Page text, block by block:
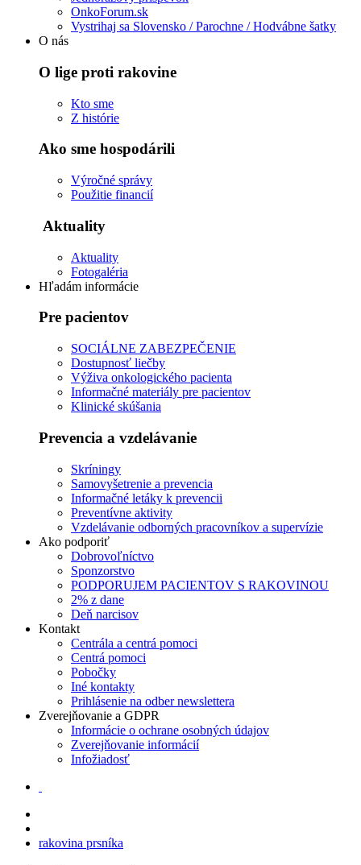
OnkoForum.sk
Vystrihaj sa Slovensko / Parochne / Hodvábne šatky
O nás
O lige proti rakovine
Kto sme
Z histórie
Ako sme hospodárili
Výročné správy
Použitie financií
Aktuality
Aktuality
Fotogaléria
Hľadám informácie
Pre pacientov
SOCIÁLNE ZABEZPEČENIE
Dostupnosť liečby
Výživa onkologického pacienta
Informačné materiály pre pacientov
Klinické skúšania
Prevencia a vzdelávanie
Skríningy
Samovyšetrenie a prevencia
Informačné letáky k prevencii
Preventívne aktivity
Vzdelávanie odborných pracovníkov a supervízie
Ako podporiť
Dobrovoľníctvo
Sponzorstvo
PODPORUJEM PACIENTOV S RAKOVINOU
2% z dane
Deň narcisov
Kontakt
Centrála a centrá pomoci
Centrá pomoci
Pobočky
Iné kontakty
Prihlásenie na odber newslettera
Zverejňovanie a GDPR
Informácie o ochrane osobných údajov
Zverejňovanie informácií
Infožiadosť
rakovina prsníka